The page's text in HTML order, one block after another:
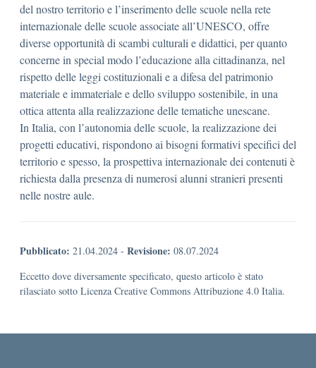
del nostro territorio e l’inserimento delle scuole nella rete
internazionale delle scuole associate all’UNESCO, offre
diverse opportunità di scambi culturali e didattici, per quanto
concerne in special modo l’educazione alla cittadinanza, nel
rispetto delle leggi costituzionali e a difesa del patrimonio
materiale e immateriale e dello sviluppo sostenibile, in una
ottica attenta alla realizzazione delle tematiche unescane.
In Italia, con l’autonomia delle scuole, la realizzazione dei
progetti educativi, rispondono ai bisogni formativi specifici del
territorio e spesso, la prospettiva internazionale dei contenuti è
richiesta dalla presenza di numerosi alunni stranieri presenti
nelle nostre aule.
Pubblicato: 21.04.2024 - Revisione: 08.07.2024
Eccetto dove diversamente specificato, questo articolo è stato
rilasciato sotto Licenza Creative Commons Attribuzione 4.0 Italia.